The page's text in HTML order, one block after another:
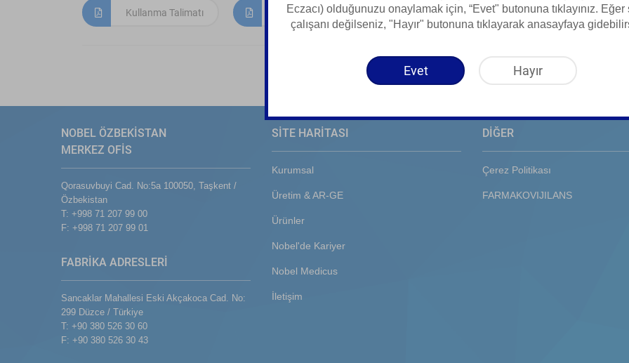
Kullanma Talimatı Kısa Ürün Bilgisi
NOBEL ÖZBEKİSTAN
MERKEZ OFİS
Qorasuvbuyi Cad. No:5a 100050, Taşkent /
Özbekistan
T: +998 71 207 99 00
F: +998 71 207 99 01
FABRİKA ADRESLERİ
Sancaklar Mahallesi Eski Akçakoca Cad. No:
299 Düzce / Türkiye
T: +90 380 526 30 60
F: +90 380 526 30 43
SİTE HARİTASI
Kurumsal
Üretim & AR-GE
Ürünler
Nobel'de Kariyer
Nobel Medicus
İletişim
DİĞER
Çerez Politikası
FARMAKOVIJILANS
Eczacı) olduğunuzu onaylamak için, “Evet" butonuna tıklayınız. Eğer
çalışanı değilseniz, "Hayır" butonuna tıklayarak anasayfaya
Evet Hayır